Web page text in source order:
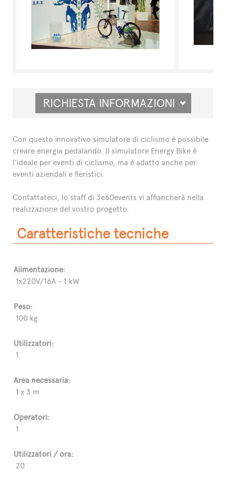
RICHIESTA INFORMAZIONI
Con questo innovativo simulatore di ciclismo è possibile
creare energia pedalando. Il simulatore Energy Bike è
l'ideale per eventi di ciclismo, ma è adatto anche per
eventi aziendali e fieristici.
Contattateci, lo staff di 3e60events vi affiancherà nella
realizzazione del vostro progetto.
Caratteristiche tecniche
Alimentazione:
1x220V/16A - 1 kW
Peso:
100 kg
Utilizzatori:
1
Area necessaria:
1 x 3 m
Operatori:
1
Utilizzatori / ora:
20